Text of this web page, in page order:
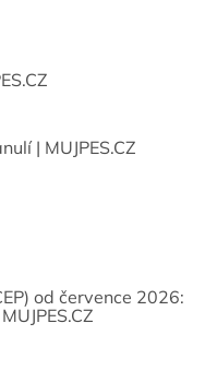
| MUJPES.CZ
od července 2026: